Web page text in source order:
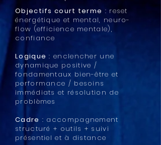
Objectifs court terme : reset
énergétique et mental, neuro-
flow (efficience mentale),
confiance
Logique : enclencher une
dynamique positive /
fondamentaux bien-être et
performance / besoins
immédiats et résolution de
problèmes
Cadre : accompagnement
structuré + outils + suivi
présentiel et à distance